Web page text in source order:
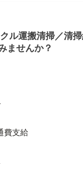
ル運搬清掃／清
ませんか？
費支給